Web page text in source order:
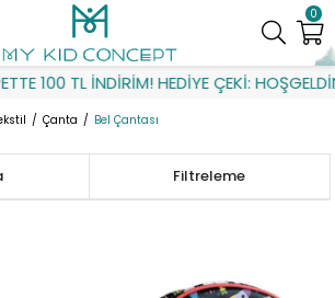
100 TL İNDİRİM! HEDİYE ÇEKİ: HOŞGELDİN
0
Çanta Bel Çantası
Filtreleme